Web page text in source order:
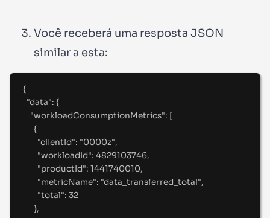
Você receberá uma resposta JSON
similar a esta:
{
"data": {
"workloadConsumptionMetrics": [
{
"clientId": "0000z",
"workloadId": 4829103746,
"productId": 1441740010,
"metricName": "data_transferred_total",
"total": 32
},